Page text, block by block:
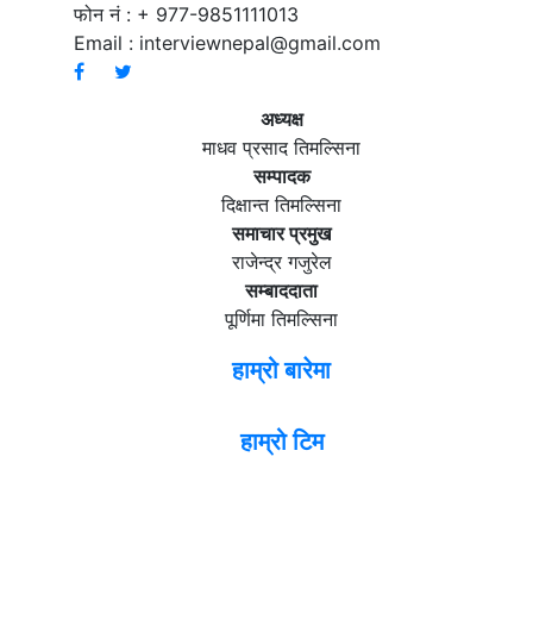
फोन नं : + 977-9851111013
Email : interviewnepal@gmail.com
अध्यक्ष
माधव प्रसाद तिमल्सिना
सम्पादक
दिक्षान्त तिमल्सिना
समाचार प्रमुख
राजेन्द्र गजुरेल
सम्बाददाता
पूर्णिमा तिमल्सिना
हाम्रो बारेमा
हाम्रो टिम